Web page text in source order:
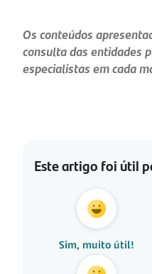
Os conteúdos
consulta das entidades
especialistas em cada
Este artigo foi útil
Sim, muito útil!